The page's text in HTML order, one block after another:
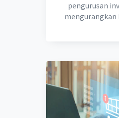
pengurusan
mengurangkan